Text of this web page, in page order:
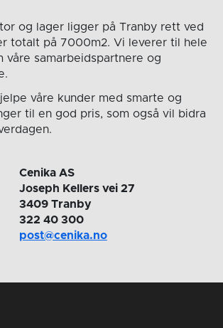
og lager ligger på Tranby rett ved
totalt på 7000m2. Vi leverer til hele
våre samarbeidspartnere og
våre kunder med smarte og
til en god pris, som også vil bidra
Cenika AS
Joseph Kellers vei 27
3409 Tranby
322 40 300
post@cenika.no